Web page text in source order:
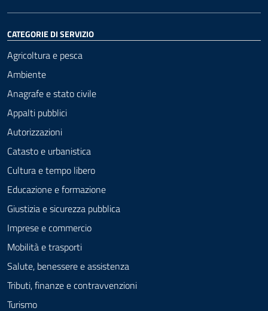
CATEGORIE DI SERVIZIO
Agricoltura e pesca
Ambiente
Anagrafe e stato civile
Appalti pubblici
Autorizzazioni
Catasto e urbanistica
Cultura e tempo libero
Educazione e formazione
Giustizia e sicurezza pubblica
Imprese e commercio
Mobilità e trasporti
Salute, benessere e assistenza
Tributi, finanze e contravvenzioni
Turismo